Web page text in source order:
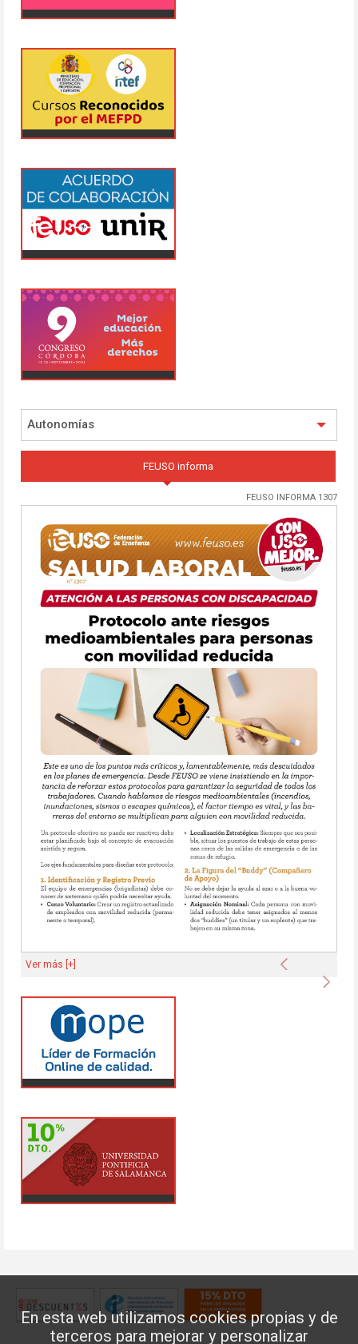
En esta web utilizamos cookies propias y de
terceros para mejorar y personalizar
Autonomías
FEUSO informa
FEUSO INFORMA 1307
Anterior
Ver más [+]